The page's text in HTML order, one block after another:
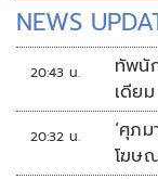
NEWS
20:43 น.
ทัพนั
เดีย
20:32 น.
‘ศุภ
โฆษ